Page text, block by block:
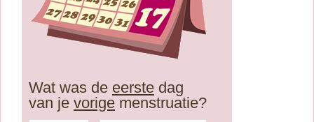
Wat was de eerste dag
van je vorige menstruatie?